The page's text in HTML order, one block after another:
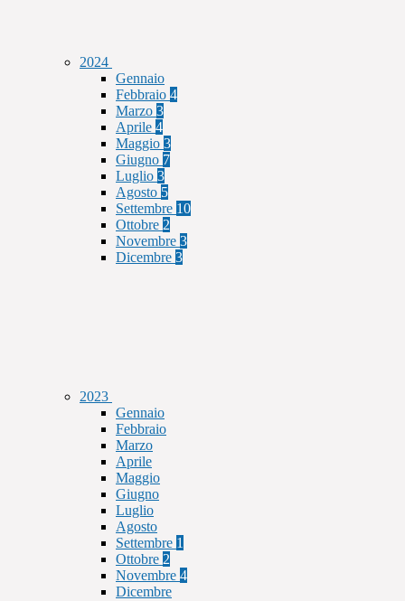
2024
Gennaio
Febbraio 4
Marzo 3
Aprile 4
Maggio 3
Giugno 7
Luglio 3
Agosto 5
Settembre 10
Ottobre 2
Novembre 3
Dicembre 3
2023
Gennaio
Febbraio
Marzo
Aprile
Maggio
Giugno
Luglio
Agosto
Settembre 1
Ottobre 2
Novembre 4
Dicembre